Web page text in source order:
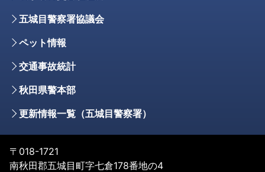
五城目警察署協議会
ペット情報
交通事故統計
秋田県警本部
更新情報一覧（五城目警察署）
〒018-1721
南秋田郡五城目町字七倉178番地の4